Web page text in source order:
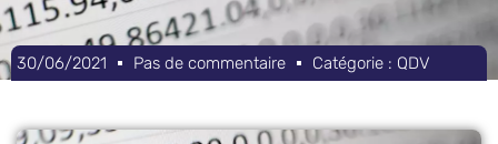
30/06/2021 Pas de commentaire Catégorie : QDV